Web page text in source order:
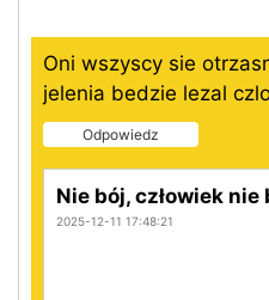
Oni wszyscy sie
jelenia bedzie lezal
Odpowiedz
Nie bój, człowiek nie
2025-12-11 17:48:21